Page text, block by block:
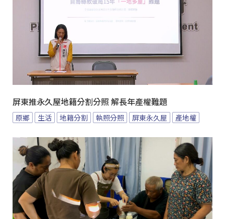
屏東推永久屋地籍分割分照 解長年產權難題
原鄉 生活 地籍分割 執照分照 屏東永久屋 產地權